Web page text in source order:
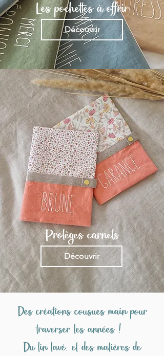
Les pochettes à offrir
Découvrir
Protèges carnets
Découvrir
Des créations cousues main pour
traverser les années !
Du lin lavé, et des matières de